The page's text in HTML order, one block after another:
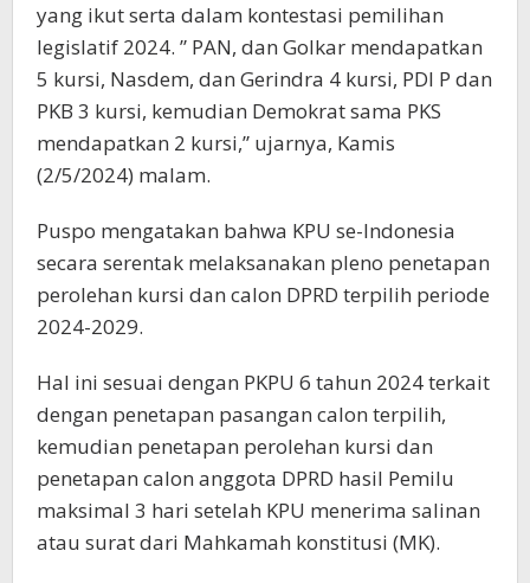
yang ikut serta dalam kontestasi pemilihan
legislatif 2024. ” PAN, dan Golkar mendapatkan
5 kursi, Nasdem, dan Gerindra 4 kursi, PDI P dan
PKB 3 kursi, kemudian Demokrat sama PKS
mendapatkan 2 kursi,” ujarnya, Kamis
(2/5/2024) malam.
Puspo mengatakan bahwa KPU se-Indonesia
secara serentak melaksanakan pleno penetapan
perolehan kursi dan calon DPRD terpilih periode
2024-2029.
Hal ini sesuai dengan PKPU 6 tahun 2024 terkait
dengan penetapan pasangan calon terpilih,
kemudian penetapan perolehan kursi dan
penetapan calon anggota DPRD hasil Pemilu
maksimal 3 hari setelah KPU menerima salinan
atau surat dari Mahkamah konstitusi (MK).